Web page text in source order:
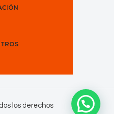
los derechos